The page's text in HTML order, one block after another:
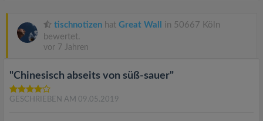
tischnotizen hat Great Wall
in 50667 Köln
bewertet.
vor 7 Jahren
"Chinesisch abseits von süß-sauer"
GESCHRIEBEN AM 09.05.2019